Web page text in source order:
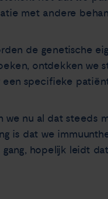
met andere
de genetische
ontdekken we
specifieke
we nu al dat steeds
is dat we
hopelijk leidt